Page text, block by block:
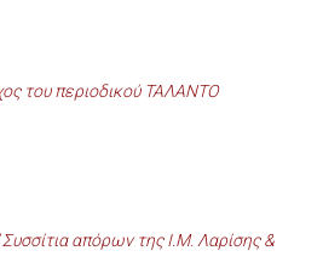
του περιοδικού ΤΑΛΑΝΤΟ
Συσσίτια απόρων της Ι.Μ. Λαρίσης &